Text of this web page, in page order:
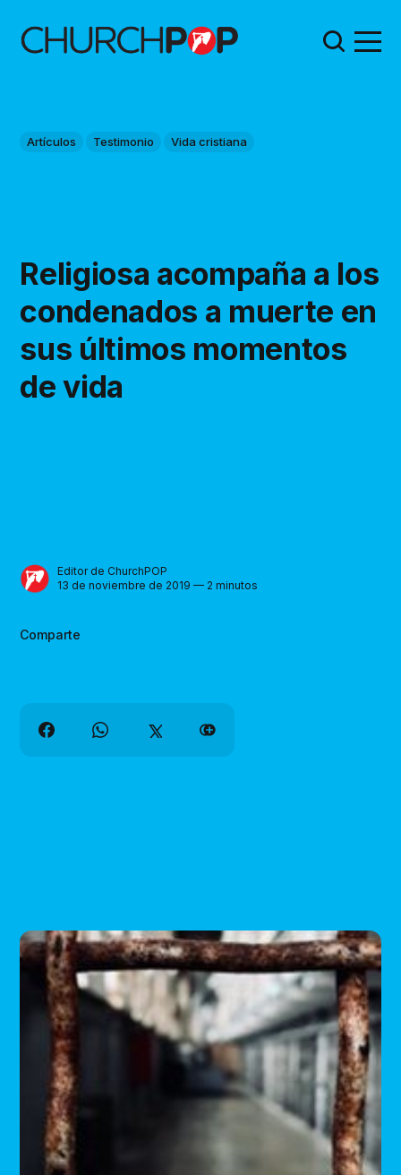
Artículos Testimonio Vida cristiana
Religiosa acompaña a los
condenados a muerte en
sus últimos momentos
de vida
Editor de ChurchPOP
13 de noviembre de 2019 — 2 minutos
Comparte